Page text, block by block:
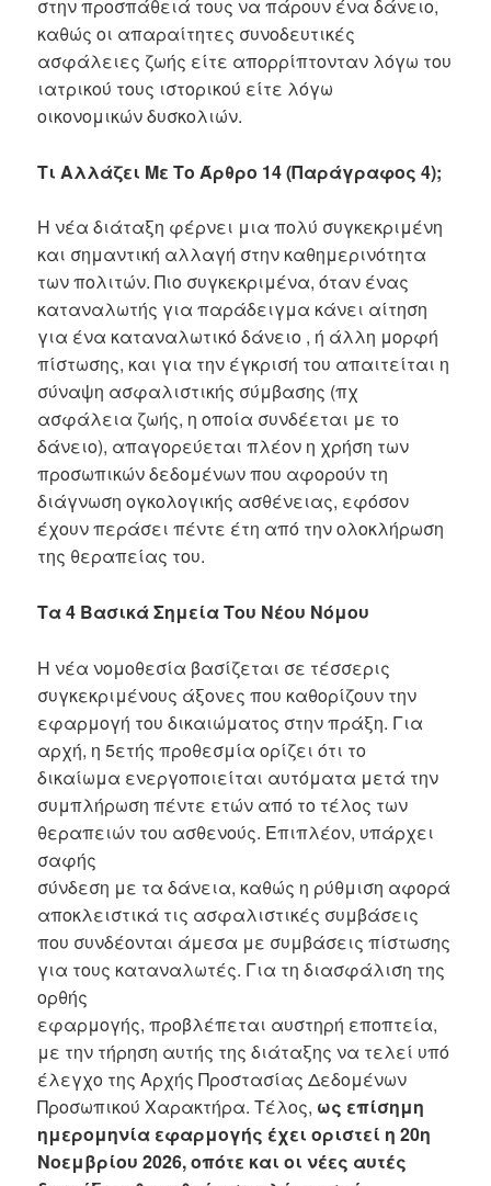
στην προσπάθειά τους να πάρουν ένα δάνειο,
καθώς οι απαραίτητες συνοδευτικές
ασφάλειες ζωής είτε απορρίπτονταν λόγω του
ιατρικού τους ιστορικού είτε λόγω
οικονομικών δυσκολιών.
Τι Αλλάζει Με Το Άρθρο 14 (Παράγραφος 4);
Η νέα διάταξη φέρνει μια πολύ συγκεκριμένη
και σημαντική αλλαγή στην καθημερινότητα
των πολιτών. Πιο συγκεκριμένα, όταν ένας
καταναλωτής για παράδειγμα κάνει αίτηση
για ένα καταναλωτικό δάνειο , ή άλλη μορφή
πίστωσης, και για την έγκρισή του απαιτείται η
σύναψη ασφαλιστικής σύμβασης (πχ
ασφάλεια ζωής, η οποία συνδέεται με το
δάνειο), απαγορεύεται πλέον η χρήση των
προσωπικών δεδομένων που αφορούν τη
διάγνωση ογκολογικής ασθένειας, εφόσον
έχουν περάσει πέντε έτη από την ολοκλήρωση
της θεραπείας του.
Τα 4 Βασικά Σημεία Του Νέου Νόμου
Η νέα νομοθεσία βασίζεται σε τέσσερις
συγκεκριμένους άξονες που καθορίζουν την
εφαρμογή του δικαιώματος στην πράξη. Για
αρχή, η 5ετής προθεσμία ορίζει ότι το
δικαίωμα ενεργοποιείται αυτόματα μετά την
συμπλήρωση πέντε ετών από το τέλος των
θεραπειών του ασθενούς. Επιπλέον, υπάρχει
σαφής
σύνδεση με τα δάνεια, καθώς η ρύθμιση αφορά
αποκλειστικά τις ασφαλιστικές συμβάσεις
που συνδέονται άμεσα με συμβάσεις πίστωσης
για τους καταναλωτές. Για τη διασφάλιση της
ορθής
εφαρμογής, προβλέπεται αυστηρή εποπτεία,
με την τήρηση αυτής της διάταξης να τελεί υπό
έλεγχο της Αρχής Προστασίας Δεδομένων
Προσωπικού Χαρακτήρα. Τέλος, ως επίσημη
ημερομηνία εφαρμογής έχει οριστεί η 20η
Νοεμβρίου 2026, οπότε και οι νέες αυτές